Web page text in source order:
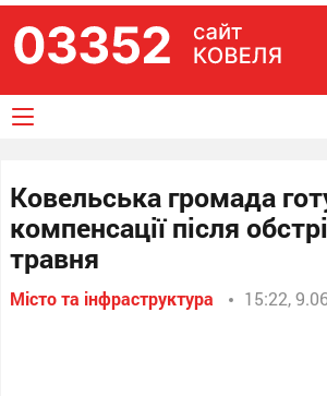
Ковельська громада
компенсації після
травня
Місто та інфраструктура 15:22,